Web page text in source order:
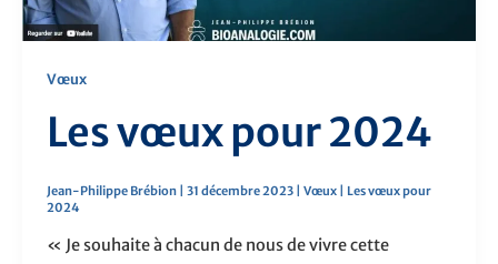
Vœux
Les vœux pour 2024
Jean-Philippe Brébion 31 décembre 2023 Vœux| Les vœux pour
2024
« Je souhaite à chacun de nous de vivre cette